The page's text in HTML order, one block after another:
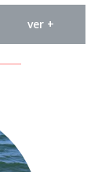
ver +